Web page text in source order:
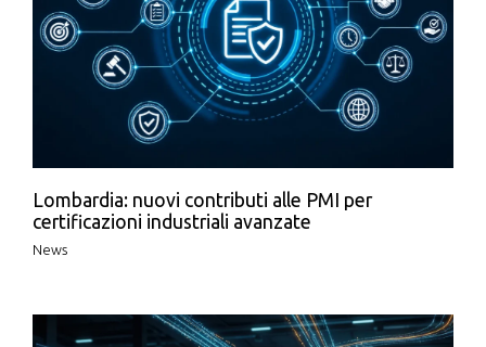
Lombardia: nuovi contributi alle PMI per
certificazioni industriali avanzate
News